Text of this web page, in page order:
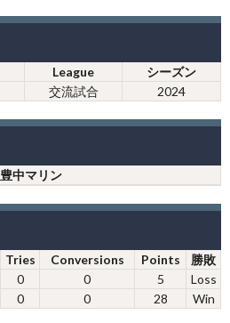
League
シーズン
交流試合 2024
豊中マリン
Tries Conversions Points
勝敗
0 0 5
Loss
0 0 28 Win